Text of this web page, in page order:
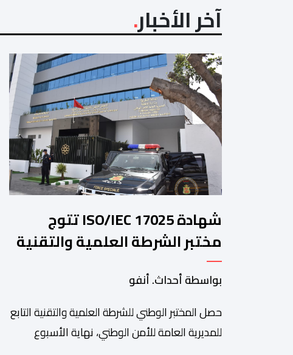
آخر الأخبار
شهادة ISO/IEC 17025 تتوج
مختبر الشرطة العلمية والتقنية
للأمن الوطني في مختلف الخبرات
الجنائية
بواسطة أحداث. أنفو
حصل المختبر الوطني للشرطة العلمية والتقنية التابع
للمديرية العامة للأمن الوطني، نهاية الأسبوع